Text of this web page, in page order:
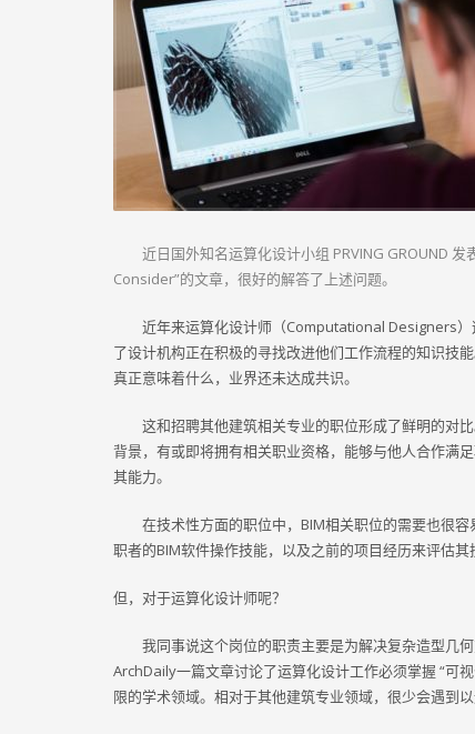
近日国外知名运算化设计小组 PRVING GROUND
Consider”的文章，很好的解答了上述问题。
近年来运算化设计师（Computational Designers
了设计机构正在积极的寻找改进他们工作流程的知识技
真正意味着什么，业界还未达成共识。
这和招聘其他建筑相关专业的职位形成了鲜明的对
背景，有或即将拥有相关职业资格，能够与他人合作满
其能力。
在技术性方面的职位中，BIM相关职位的需要也很
职者的BIM软件操作技能，以及之前的项目经历来评估其
但，对于运算化设计师呢？
我同事说这个岗位的职责主要是为解决复杂造型几
ArchDaily一篇文章讨论了运算化设计工作必须掌握 “
限的学术领域。相对于其他建筑专业领域，很少会遇到